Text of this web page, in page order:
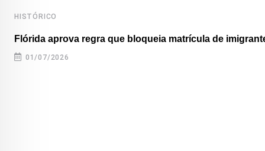
HISTÓRICO
Flórida aprova regra que bloqueia matrícula de
01/07/2026